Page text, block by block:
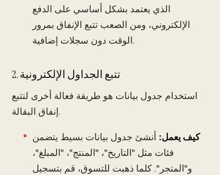
الذي يعتمد بشكل أساسي على الدفع
الإلكتروني، ومن الصعب تتبع الإنفاق بمرور
الوقت دون سجلات إضافية.
2. تتبع الجداول الإلكترونية
استخدام جدول بيانات هو طريقة فعالة أخرى لتتبع
إنفاق البقالة.
كيف يعمل: أنشئ جدول بيانات بسيط يتضمن
فئات مثل "التاريخ"، "المنتج"، "المبلغ"،
و"المتجر". كلما ذهبت للتسوق، قم بتسجيل